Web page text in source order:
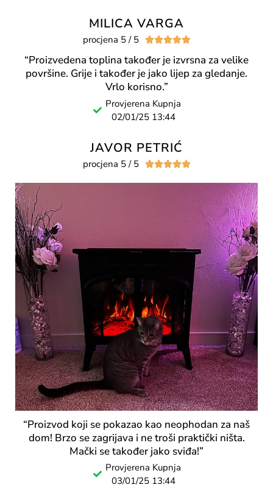
MILICA VARGA
procjena 5 / 5 
“Proizvedena toplina također je izvrsna za velike
površine. Grije i također je jako lijep za gledanje.
Vrlo korisno.”
Provjerena Kupnja
02/01/25 13:44
JAVOR PETRIĆ
procjena 5 / 5 
“Proizvod koji se pokazao kao neophodan za naš
dom! Brzo se zagrijava i ne troši praktički ništa.
Mački se također jako sviđa!”
Provjerena Kupnja
03/01/25 13:44